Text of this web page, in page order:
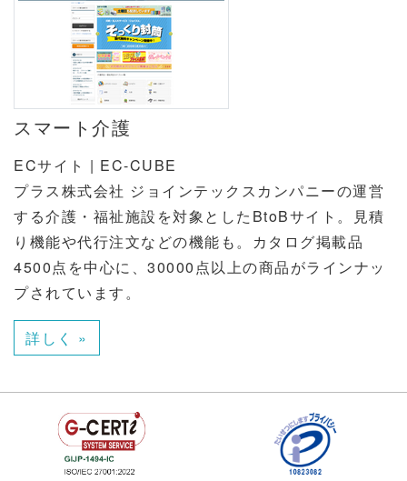
スマート介護
ECサイト | EC-CUBE
プラス株式会社 ジョインテックスカンパニーの運営
する介護・福祉施設を対象としたBtoBサイト。見積
り機能や代行注文などの機能も。カタログ掲載品
4500点を中心に、30000点以上の商品がラインナッ
プされています。
詳しく »